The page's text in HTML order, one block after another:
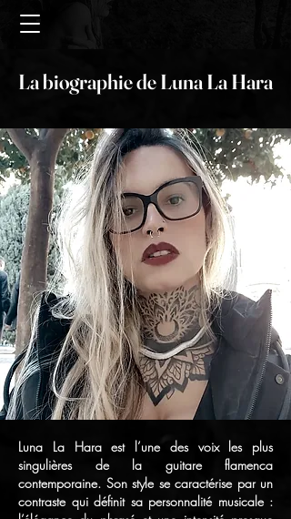
La biographie de Luna La Hara
Luna La Hara est l’une des voix les plus
singulières de la guitare flamenca
contemporaine. Son style se caractérise par un
contraste qui définit sa personnalité musicale :